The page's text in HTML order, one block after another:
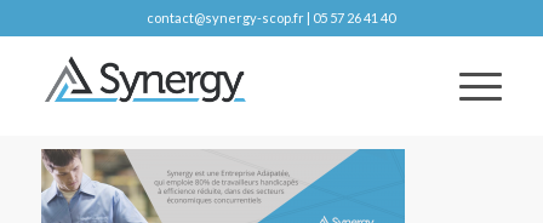
contact@synergy-scop.fr | 05 57 26 41 40